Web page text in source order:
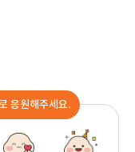
응원해주세요.